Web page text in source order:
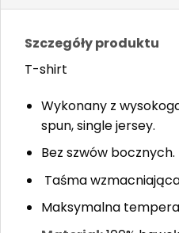
Szczegóły produktu
T-shirt
Wykonany z
spun, single jersey. ​
Bez szwów bocznych.
Taśma
Maksymalna